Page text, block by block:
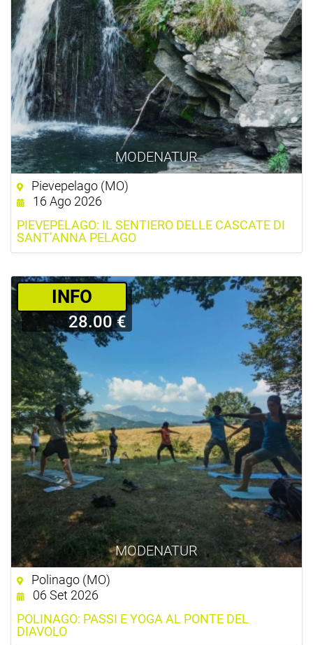
MODENATUR
Pievepelago (MO)
16 Ago 2026
PIEVEPELAGO: IL SENTIERO DELLE CASCATE DI
SANT’ANNA PELAGO
MODENATUR
­INFO
28.00 €
Polinago (MO)
06 Set 2026
POLINAGO: PASSI E YOGA AL PONTE DEL
DIAVOLO